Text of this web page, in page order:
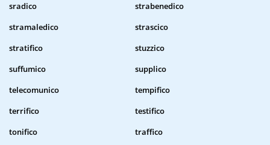
sradico
strabenedico
stramaledico
strascico
stratifico
stuzzico
suffumico
supplico
telecomunico
tempifico
terrifico
testifico
tonifico
traffico